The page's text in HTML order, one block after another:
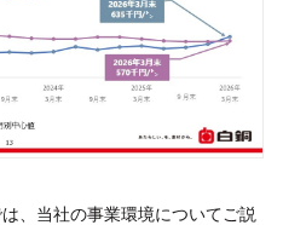
、当社の事業環境についてご説